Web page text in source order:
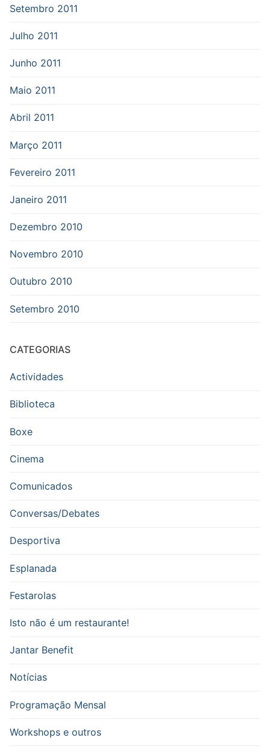
Setembro 2011
Julho 2011
Junho 2011
Maio 2011
Abril 2011
Março 2011
Fevereiro 2011
Janeiro 2011
Dezembro 2010
Novembro 2010
Outubro 2010
Setembro 2010
CATEGORIAS
Actividades
Biblioteca
Boxe
Cinema
Comunicados
Conversas/Debates
Desportiva
Esplanada
Festarolas
Isto não é um restaurante!
Jantar Benefit
Notícias
Programação Mensal
Workshops e outros